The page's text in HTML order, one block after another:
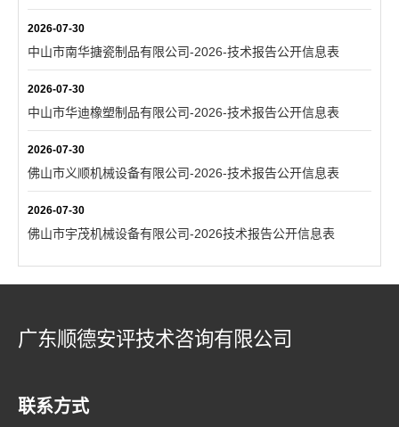
2026-07-30
中山市南华搪瓷制品有限公司-2026-技术报告公开信息表
2026-07-30
中山市华迪橡塑制品有限公司-2026-技术报告公开信息表
2026-07-30
佛山市义顺机械设备有限公司-2026-技术报告公开信息表
2026-07-30
佛山市宇茂机械设备有限公司-2026技术报告公开信息表
广东顺德安评技术咨询有限公司
联系方式